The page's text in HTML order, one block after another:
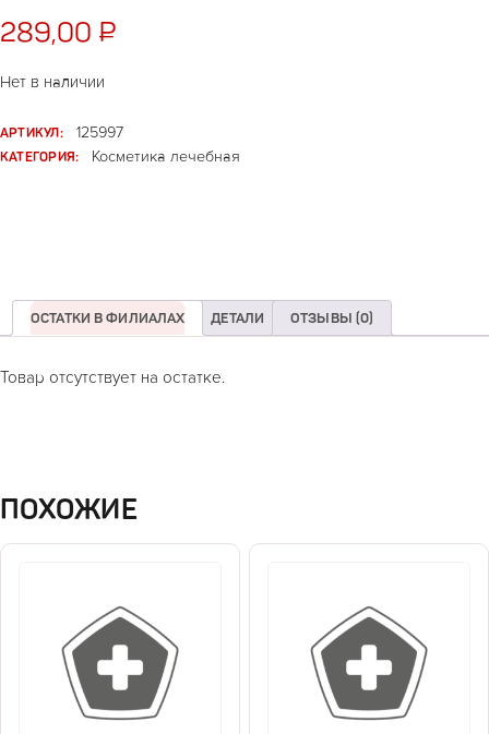
289,00 ₽
Нет в наличии
АРТИКУЛ:
125997
КАТЕГОРИЯ:
Косметика лечебная
ОСТАТКИ В ФИЛИАЛАХ ДЕТАЛИ ОТЗЫВЫ (0)
Товар отсутствует на остатке.
ПОХОЖИЕ